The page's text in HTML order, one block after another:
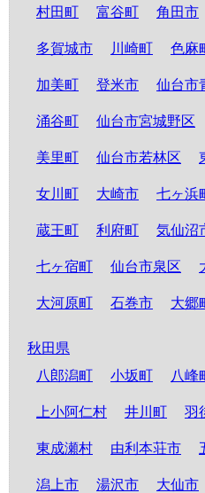
村田町
富谷町 角田市
多賀城市 川崎町 色麻
加美町 登米市 仙台市
涌谷町 仙台市宮城野区
美里町 仙台市若林区
女川町 大崎市 七ヶ浜
蔵王町 利府町 気仙沼
七ヶ宿町 仙台市泉区
大河原町 石巻市 大郷
秋田県
八郎潟町
小坂町 八峰
上小阿仁村 井川町 羽
東成瀬村 由利本荘市
潟上市 湯沢市 大仙市